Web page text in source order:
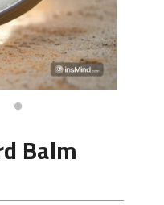
Balm